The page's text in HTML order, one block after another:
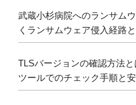
武蔵小杉病院へのランサム
くランサムウェア侵入経路
TLSバージョンの確認方法
ツールでのチェック手順と